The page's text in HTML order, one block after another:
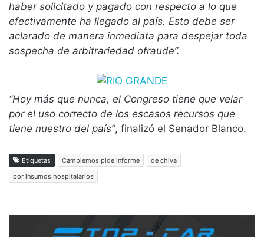
haber solicitado y pagado con respecto a lo que
efectivamente ha llegado al país. Esto debe ser
aclarado de manera inmediata para despejar toda
sospecha de arbitrariedad ofraude”.
“Hoy más que nunca, el Congreso tiene que velar
por el uso correcto de los escasos recursos que
tiene nuestro del país”, finalizó el Senador Blanco.
Etiquetas Cambiemos pide informe
de chiva
por insumos hospitalarios